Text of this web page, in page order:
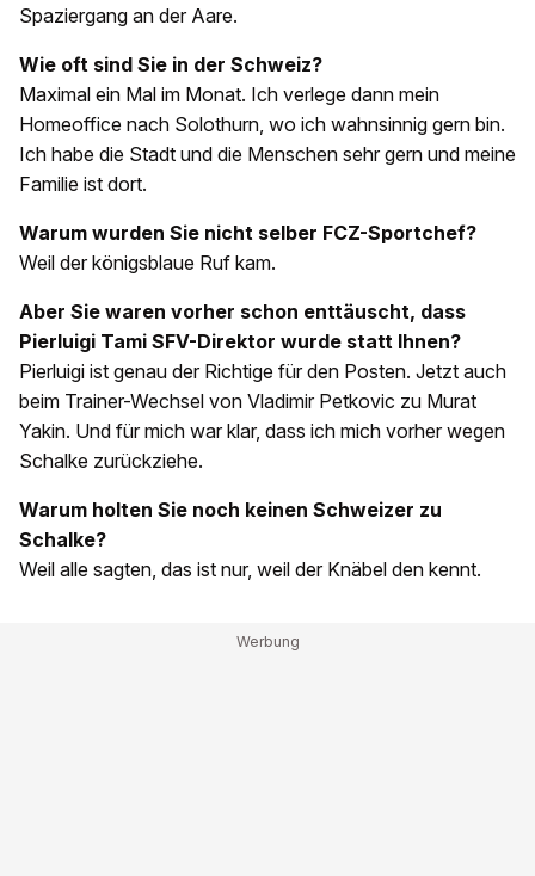
Spaziergang an der Aare.
Wie oft sind Sie in der Schweiz?
Maximal ein Mal im Monat. Ich verlege dann mein
Homeoffice nach Solothurn, wo ich wahnsinnig gern bin.
Ich habe die Stadt und die Menschen sehr gern und meine
Familie ist dort.
Warum wurden Sie nicht selber FCZ-Sportchef?
Weil der königsblaue Ruf kam.
Aber Sie waren vorher schon enttäuscht, dass
Pierluigi Tami SFV-Direktor wurde statt Ihnen?
Pierluigi ist genau der Richtige für den Posten. Jetzt auch
beim Trainer-Wechsel von Vladimir Petkovic zu Murat
Yakin. Und für mich war klar, dass ich mich vorher wegen
Schalke zurückziehe.
Warum holten Sie noch keinen Schweizer zu
Schalke?
Weil alle sagten, das ist nur, weil der Knäbel den kennt.